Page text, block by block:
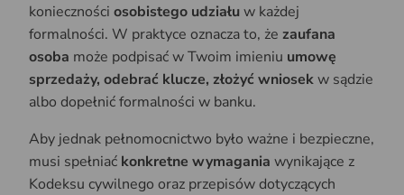
konieczności osobistego udziałuw każdej
formalności. W praktyce oznacza to, że zaufana
osoba może podpisać w Twoim imieniu umowę
sprzedaży, odebrać klucze, złożyć wniosekw sądzie
albo dopełnić formalności w banku.
Aby jednak pełnomocnictwo było ważne i bezpieczne,
musi spełniać konkretne wymagania wynikające z
Kodeksu cywilnego oraz przepisów dotyczących